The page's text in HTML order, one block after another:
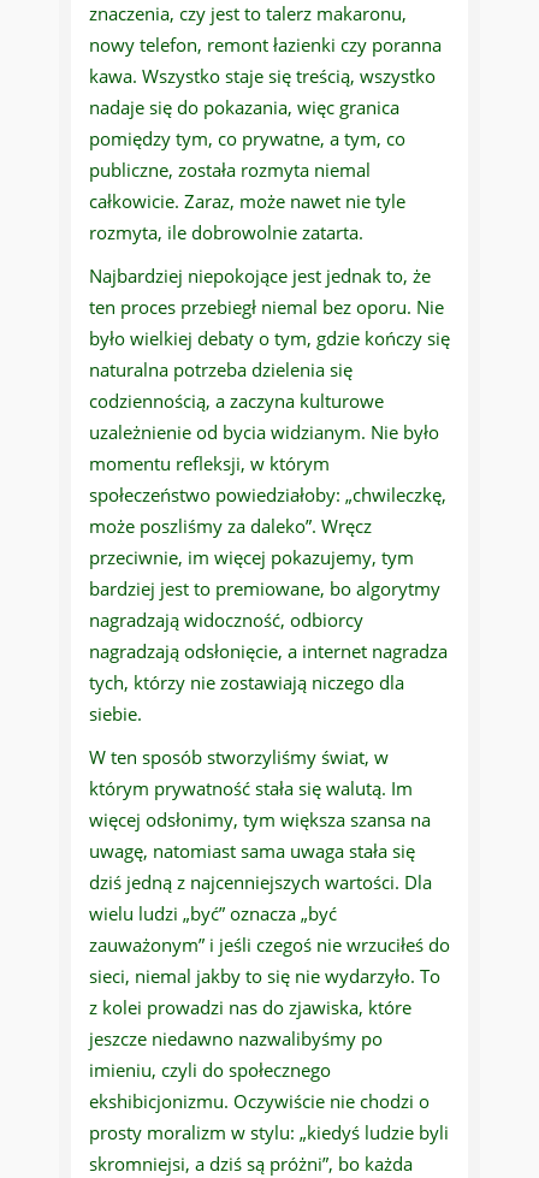
znaczenia, czy jest to talerz makaronu,
nowy telefon, remont łazienki czy poranna
kawa. Wszystko staje się treścią, wszystko
nadaje się do pokazania, więc granica
pomiędzy tym, co prywatne, a tym, co
publiczne, została rozmyta niemal
całkowicie. Zaraz, może nawet nie tyle
rozmyta, ile dobrowolnie zatarta.
Najbardziej niepokojące jest jednak to, że
ten proces przebiegł niemal bez oporu. Nie
było wielkiej debaty o tym, gdzie kończy się
naturalna potrzeba dzielenia się
codziennością, a zaczyna kulturowe
uzależnienie od bycia widzianym. Nie było
momentu refleksji, w którym
społeczeństwo powiedziałoby: „chwileczkę,
może poszliśmy za daleko”. Wręcz
przeciwnie, im więcej pokazujemy, tym
bardziej jest to premiowane, bo algorytmy
nagradzają widoczność, odbiorcy
nagradzają odsłonięcie, a internet nagradza
tych, którzy nie zostawiają niczego dla
siebie.
W ten sposób stworzyliśmy świat, w
którym prywatność stała się walutą. Im
więcej odsłonimy, tym większa szansa na
uwagę, natomiast sama uwaga stała się
dziś jedną z najcenniejszych wartości. Dla
wielu ludzi „być” oznacza „być
zauważonym” i jeśli czegoś nie wrzuciłeś do
sieci, niemal jakby to się nie wydarzyło. To
z kolei prowadzi nas do zjawiska, które
jeszcze niedawno nazwalibyśmy po
imieniu, czyli do społecznego
ekshibicjonizmu. Oczywiście nie chodzi o
prosty moralizm w stylu: „kiedyś ludzie byli
skromniejsi, a dziś są próżni”, bo każda